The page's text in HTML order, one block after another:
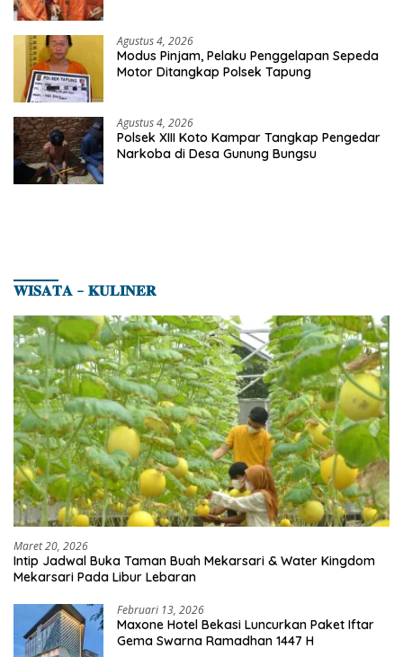
Agustus 4, 2026
Modus Pinjam, Pelaku Penggelapan Sepeda
Motor Ditangkap Polsek Tapung
Agustus 4, 2026
Polsek XIII Koto Kampar Tangkap Pengedar
Narkoba di Desa Gunung Bungsu
𝐖𝐈𝐒𝐀𝐓𝐀 – 𝐊𝐔𝐋𝐈𝐍𝐄𝐑
Maret 20, 2026
Intip Jadwal Buka Taman Buah Mekarsari & Water Kingdom
Mekarsari Pada Libur Lebaran
Februari 13, 2026
Maxone Hotel Bekasi Luncurkan Paket Iftar
Gema Swarna Ramadhan 1447 H